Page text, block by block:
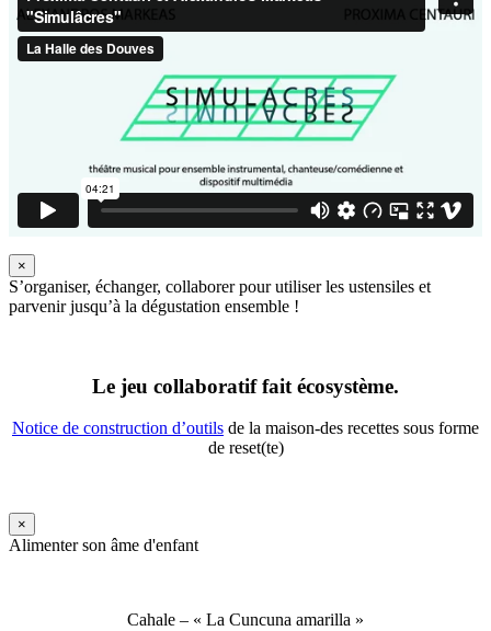
×
S’organiser, échanger, collaborer pour utiliser les ustensiles et
parvenir jusqu’à la dégustation ensemble !
Le jeu collaboratif fait écosystème.
Notice de construction d’outils de la maison-des recettes sous forme
de reset(te)
×
Alimenter son âme d'enfant
Cahale – « La Cuncuna amarilla »